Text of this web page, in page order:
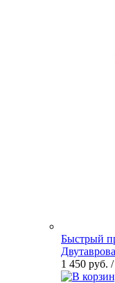
Быстрый
1 450 руб.